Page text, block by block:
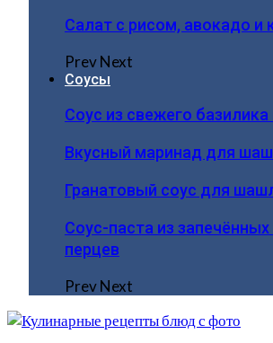
Салат с рисом, авокадо и
PrevNext
Соусы
Соус из свежего
Вкусный маринад для
Гранатовый соус для
Соус-паста из
перцев
PrevNext